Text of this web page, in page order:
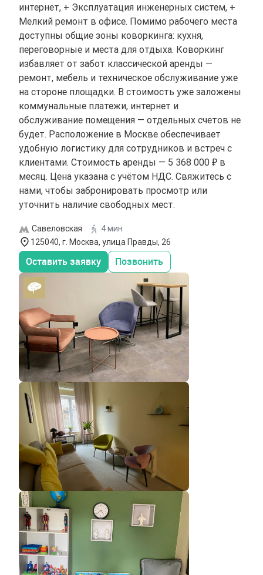
интернет, + Эксплуатация инженерных систем, +
Мелкий ремонт в офисе. Помимо рабочего места
доступны общие зоны коворкинга: кухня,
переговорные и места для отдыха. Коворкинг
избавляет от забот классической аренды —
ремонт, мебель и техническое обслуживание уже
на стороне площадки. В стоимость уже заложены
коммунальные платежи, интернет и
обслуживание помещения — отдельных счетов не
будет. Расположение в Москве обеспечивает
удобную логистику для сотрудников и встреч с
клиентами. Стоимость аренды — 5 368 000 ₽ в
месяц. Цена указана с учётом НДС. Свяжитесь с
нами, чтобы забронировать просмотр или
уточнить наличие свободных мест.
Савеловская
4 мин
125040, г. Москва, улица Правды, 26
Оставить заявку Позвонить